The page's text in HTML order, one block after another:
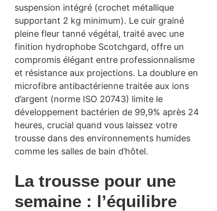
suspension intégré (crochet métallique
supportant 2 kg minimum). Le cuir grainé
pleine fleur tanné végétal, traité avec une
finition hydrophobe Scotchgard, offre un
compromis élégant entre professionnalisme
et résistance aux projections. La doublure en
microfibre antibactérienne traitée aux ions
d’argent (norme ISO 20743) limite le
développement bactérien de 99,9% après 24
heures, crucial quand vous laissez votre
trousse dans des environnements humides
comme les salles de bain d’hôtel.
La trousse pour une
semaine : l’équilibre